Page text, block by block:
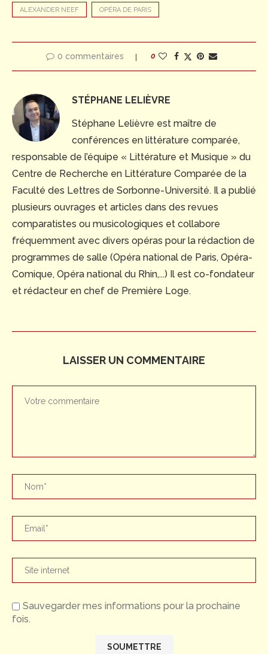
ALEXANDER NEEF OPÉRA DE PARIS
0 commentaires 0
STÉPHANE LELIÈVRE
Stéphane Lelièvre est maître de
conférences en littérature comparée,
responsable de l’équipe « Littérature et Musique » du
Centre de Recherche en Littérature Comparée de la
Faculté des Lettres de Sorbonne-Université. Il a publié
plusieurs ouvrages et articles dans des revues
comparatistes ou musicologiques et collabore
fréquemment avec divers opéras pour la rédaction de
programmes de salle (Opéra national de Paris, Opéra-
Comique, Opéra national du Rhin,...) Il est co-fondateur
et rédacteur en chef de Première Loge.
LAISSER UN COMMENTAIRE
Sauvegarder mes informations pour la prochaine
fois.